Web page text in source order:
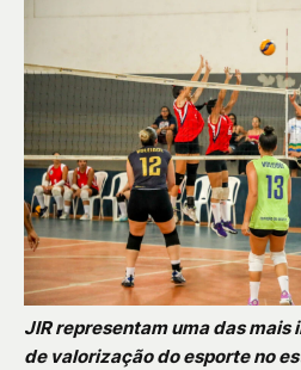
JIR representam uma das
de valorização do esporte no